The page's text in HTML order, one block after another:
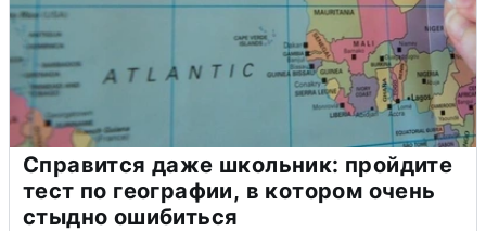
Справится даже школьник: пройдите
тест по географии, в котором очень
стыдно ошибиться